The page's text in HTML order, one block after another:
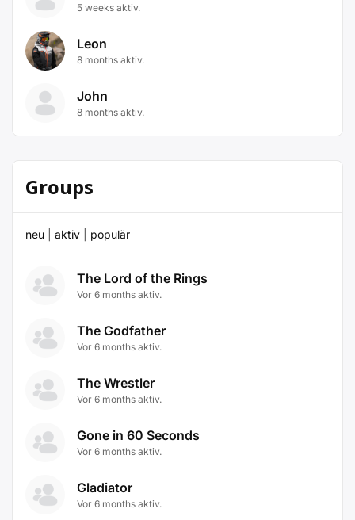
5 weeks aktiv.
Leon
8 months aktiv.
John
8 months aktiv.
Groups
neu aktiv populär
The Lord of the Rings
Vor 6 months aktiv.
The Godfather
Vor 6 months aktiv.
The Wrestler
Vor 6 months aktiv.
Gone in 60 Seconds
Vor 6 months aktiv.
Gladiator
Vor 6 months aktiv.